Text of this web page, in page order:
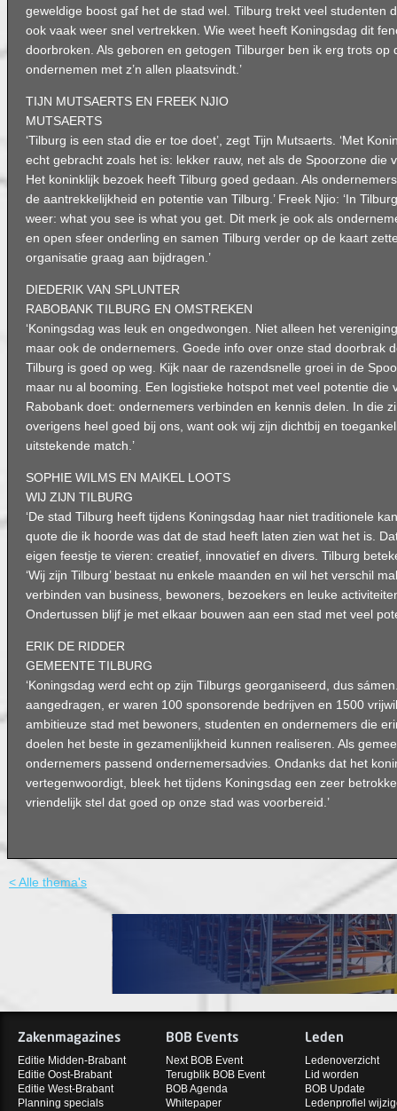
geweldige boost gaf het de stad wel. Tilburg trekt veel studenten
ook vaak weer snel vertrekken. Wie weet heeft Koningsdag dit
doorbroken. Als geboren en getogen Tilburger ben ik erg trots op
ondernemen met z’n allen plaatsvindt.’
TIJN MUTSAERTS EN FREEK NJIO
MUTSAERTS
‘Tilburg is een stad die er toe doet’, zegt Tijn Mutsaerts. ‘Met
echt gebracht zoals het is: lekker rauw, net als de Spoorzone die
Het koninklijk bezoek heeft Tilburg goed gedaan. Als
de aantrekkelijkheid en potentie van Tilburg.’ Freek Njio: ‘In
weer: what you see is what you get. Dit merk je ook als
en open sfeer onderling en samen Tilburg verder op de kaart
organisatie graag aan bijdragen.’
DIEDERIK VAN SPLUNTER
RABOBANK TILBURG EN OMSTREKEN
‘Koningsdag was leuk en ongedwongen. Niet alleen het
maar ook de ondernemers. Goede info over onze stad doorbrak
Tilburg is goed op weg. Kijk naar de razendsnelle groei in de
maar nu al booming. Een logistieke hotspot met veel potentie die
Rabobank doet: ondernemers verbinden en kennis delen. In die
overigens heel goed bij ons, want ook wij zijn dichtbij en
uitstekende match.’
SOPHIE WILMS EN MAIKEL LOOTS
WĲ ZĲN TILBURG
‘De stad Tilburg heeft tijdens Koningsdag haar niet traditionele
quote die ik hoorde was dat de stad heeft laten zien wat het is.
eigen feestje te vieren: creatief, innovatief en divers. Tilburg
‘Wij zijn Tilburg’ bestaat nu enkele maanden en wil het verschil
verbinden van business, bewoners, bezoekers en leuke
Ondertussen blijf je met elkaar bouwen aan een stad met veel
ERIK DE RIDDER
GEMEENTE TILBURG
‘Koningsdag werd echt op zijn Tilburgs georganiseerd, dus
aangedragen, er waren 100 sponsorende bedrijven en 1500
ambitieuze stad met bewoners, studenten en ondernemers die
doelen het beste in gezamenlijkheid kunnen realiseren. Als
ondernemers passend ondernemersadvies. Ondanks dat het
vertegenwoordigt, bleek het tijdens Koningsdag een zeer
vriendelijk stel dat goed op onze stad was voorbereid.’
< Alle thema's
Zakenmagazines
Editie Midden-Brabant
Editie Oost-Brabant
Editie West-Brabant
Planning specials
BOB Events
Next BOB Event
Terugblik BOB Event
BOB Agenda
Whitepaper
Leden
Ledenoverzicht
Lid worden
BOB Update
Ledenprofiel